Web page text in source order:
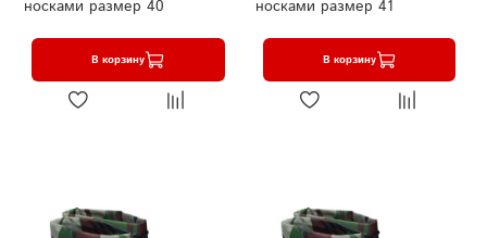
носками размер 40
В корзину
носками размер 41
В корзину